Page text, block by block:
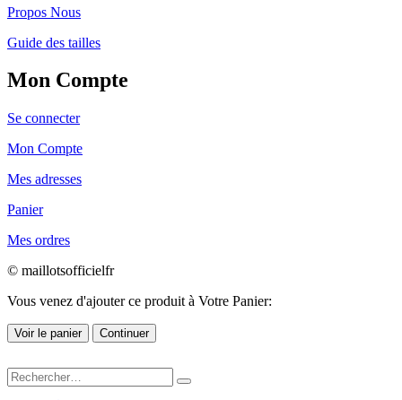
Propos Nous
Guide des tailles
Mon Compte
Se connecter
Mon Compte
Mes adresses
Panier
Mes ordres
© maillotsofficielfr
Vous venez d'ajouter ce produit à Votre Panier:
Voir le panier Continuer